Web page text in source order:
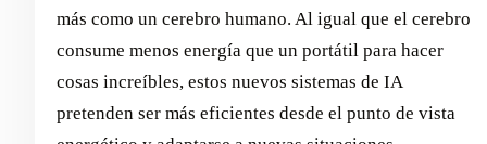
más como un cerebro humano. Al igual que el cerebro
consume menos energía que un portátil para hacer
cosas increíbles, estos nuevos sistemas de IA
pretenden ser más eficientes desde el punto de vista